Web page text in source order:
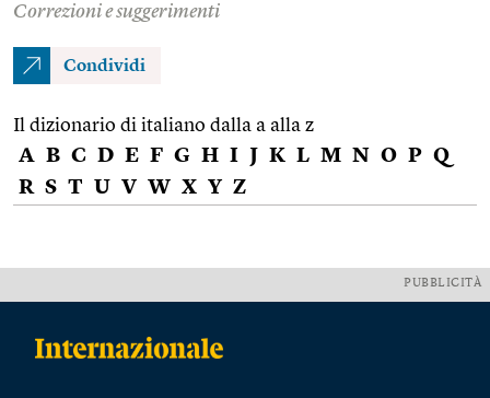
Correzioni e suggerimenti
Condividi
Il dizionario di italiano dalla a alla z
A B C D E F G H I J K L M N O P Q
R S T U V W X Y Z
PUBBLICITÀ